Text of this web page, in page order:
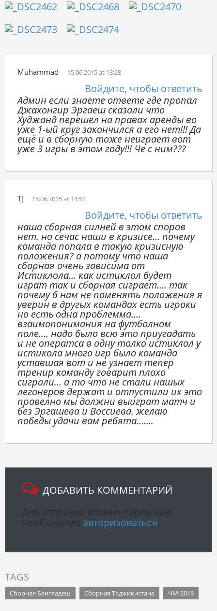
Muhammad 15.06.2015 at 13:28
Войдите, чтобы ответить
Админ если знаете ответе где пропал
Джахонгир Эргаеш сказали что
Худжанд перешел на правах аренды во
уже 1-ый круг закончился а его нет!!! Да
ещё и в сборную тоже неиграет вот
уже 3 игры в этом году!!! Че с ним???
Tj 15.06.2015 at 14:54
Войдите, чтобы ответить
наша сборная силней в этом споров
нет. но сечас наши в кризисе… почему
команда попала в такую кризисную
положения? а потому что наша
сборная очень зависима от
Истиклола… как истиклол будет
играт так и сборная сиграет…. так
почему б нам не поменять положения я
уверин в другых командах есть игроки
но есть одна проблемма….
взаимопонимания на футболном
поле…. надо было всю это приугадать
и не оператса в одну толко истиклол у
истикола много игр было команда
уставшая вот и не узнает тепер
тренир команду говарит плохо
сиграли… а то что не стали нашых
легонеров держат и отпустили их это
правелно мы должни выиграт матч и
без Эргашева и Воссиева. желаю
победы удачи вам ребята…….
ДОБАВИТЬ КОММЕНТАРИЙ
авторизоваться
TAGS
Сборная Бангладеш Сборная Таджикистана ЧМ-2018